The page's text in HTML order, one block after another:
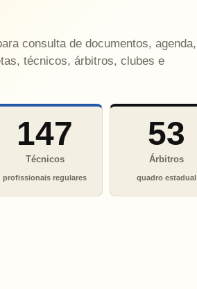
consulta de documentos, agenda,
técnicos, árbitros, clubes e
147
Técnicos
profissionais regulares
53
Árbitros
quadro estadual